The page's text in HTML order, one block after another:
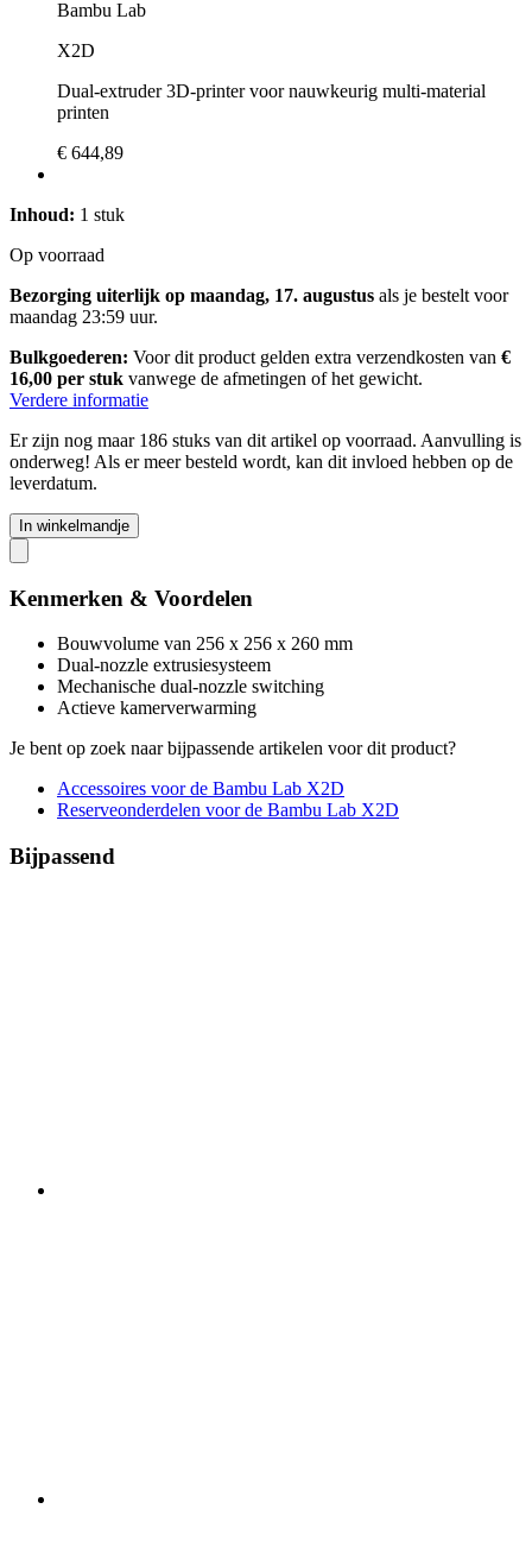
Bambu Lab
X2D
Dual-extruder 3D-printer voor nauwkeurig multi-material
printen
€ 644,89
Inhoud: 1 stuk
Op voorraad
Bezorging uiterlijk op maandag, 17. augustus als je bestelt voor
maandag 23:59 uur.
Bulkgoederen: Voor dit product gelden extra verzendkosten van €
16,00 per stuk vanwege de afmetingen of het gewicht.
Verdere informatie
Er zijn nog maar 186 stuks van dit artikel op voorraad. Aanvulling is
onderweg! Als er meer besteld wordt, kan dit invloed hebben op de
leverdatum.
In winkelmandje
Kenmerken & Voordelen
Bouwvolume van 256 x 256 x 260 mm
Dual-nozzle extrusiesysteem
Mechanische dual-nozzle switching
Actieve kamerverwarming
Je bent op zoek naar bijpassende artikelen voor dit product?
Accessoires voor de Bambu Lab X2D
Reserveonderdelen voor de Bambu Lab X2D
Bijpassend